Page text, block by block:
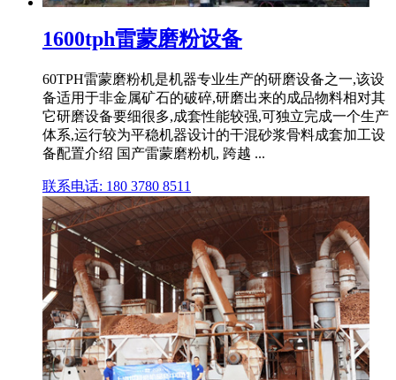
1600tph雷蒙磨粉设备
60TPH雷蒙磨粉机是机器专业生产的研磨设备之一,该设
备适用于非金属矿石的破碎,研磨出来的成品物料相对其
它研磨设备要细很多,成套性能较强,可独立完成一个生产
体系,运行较为平稳机器设计的干混砂浆骨料成套加工设
备配置介绍 国产雷蒙磨粉机, 跨越 ...
联系电话: 180 3780 8511